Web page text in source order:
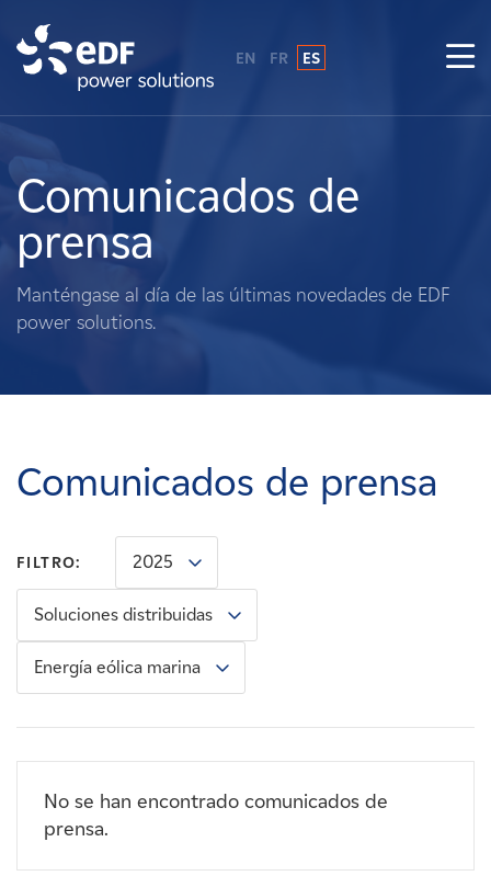
Sobre nosotros
Qué hacemos
Terratenientes
Carreras
Noticias
Contacte con
Afiliados
EN FR ES
Comunicados de
prensa
Manténgase al día de las últimas novedades de EDF
power solutions.
Comunicados de prensa
FILTRO: 2025
Soluciones distribuidas
Energía eólica marina
No se han encontrado comunicados de
prensa.